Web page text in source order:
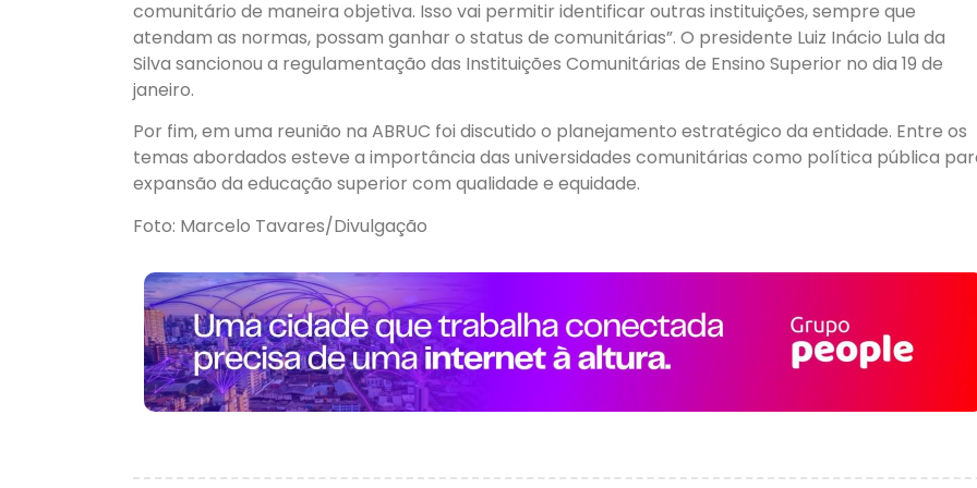
comunitário de maneira objetiva. Isso vai permitir identificar outras instituições, sempre que
atendam as normas, possam ganhar o status de comunitárias”. O presidente Luiz Inácio Lula da
Silva sancionou a regulamentação das Instituições Comunitárias de Ensino Superior no dia 19 de
janeiro.
Por fim, em uma reunião na ABRUC foi discutido o planejamento estratégico da entidade. Entre os
temas abordados esteve a importância das universidades comunitárias como política pública
expansão da educação superior com qualidade e equidade.
Foto: Marcelo Tavares/Divulgação